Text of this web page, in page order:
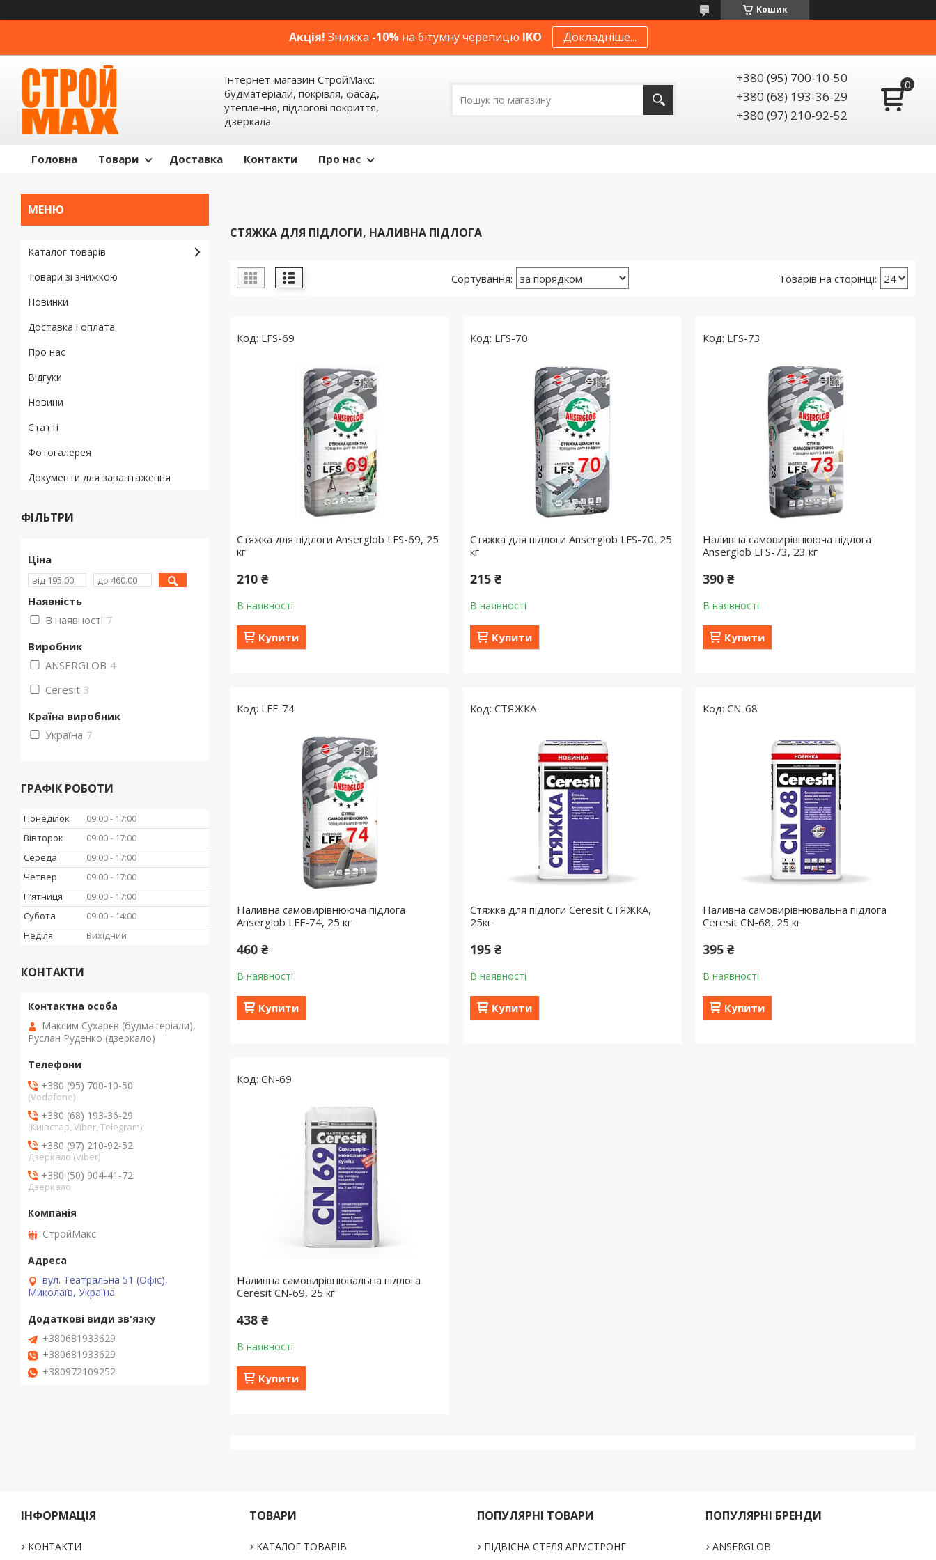
Кошик
Акція! Знижка -10%на бітумну черепицю IKO Докладніше...
Інтернет-магазин СтройМакс:
будматеріали, покрівля, фасад,
утеплення, підлогові покриття,
дзеркала.
+380 (95) 700-10-50
+380 (68) 193-36-29
+380 (97) 210-92-52
Головна Товари Доставка Контакти Про нас
СТЯЖКА ДЛЯ ПІДЛОГИ, НАЛИВНА ПІДЛОГА
LFS-69
Стяжка для підлоги Anserglob LFS-69, 25
кг
210 ₴
В наявності
Купити
LFS-70
Стяжка для підлоги Anserglob LFS-70, 25
кг
215 ₴
В наявності
Купити
LFS-73
Наливна самовирівнююча підлога
Anserglob LFS-73, 23 кг
390 ₴
В наявності
Купити
LFF-74
Наливна самовирівнююча підлога
Anserglob LFF-74, 25 кг
460 ₴
В наявності
Купити
СТЯЖКА
Стяжка для підлоги Ceresit СТЯЖКА,
25кг
195 ₴
В наявності
Купити
CN-68
Наливна самовирівнювальна підлога
Ceresit CN-68, 25 кг
395 ₴
В наявності
Купити
CN-69
Наливна самовирівнювальна підлога
Ceresit CN-69, 25 кг
438 ₴
В наявності
Купити
Каталог товарів
Товари зі знижкою
Новинки
Доставка і оплата
Про нас
Відгуки
Новини
Статті
Фотогалерея
Документи для завантаження
ФІЛЬТРИ
Ціна
Наявність
В наявності 7
Виробник
ANSERGLOB 4
Ceresit 3
Країна виробник
Україна 7
ГРАФІК РОБОТИ
Понеділок 09:00
17:00
Вівторок
09:00
17:00
Середа
09:00
17:00
Четвер
09:00
17:00
Пʼятниця
09:00
17:00
Субота
09:00
14:00
Неділя
Вихідний
КОНТАКТИ
Максим Сухарєв (будматеріали),
Руслан Руденко (дзеркало)
+380 (95) 700-10-50
(Vodafone)
+380 (68) 193-36-29
(Київстар, Viber, Telegram)
+380 (97) 210-92-52
Дзеркало (Viber)
+380 (50) 904-41-72
Дзеркало
СтройМакс
вул. Театральна 51 (Офіс),
Миколаїв, Україна
+380681933629
+380681933629
+380972109252
ІНФОРМАЦІЯ
КОНТАКТИ
ТОВАРИ
КАТАЛОГ ТОВАРІВ
ПОПУЛЯРНІ ТОВАРИ
ПІДВІСНА СТЕЛЯ АРМСТРОНГ
ПОПУЛЯРНІ БРЕНДИ
ANSERGLOB